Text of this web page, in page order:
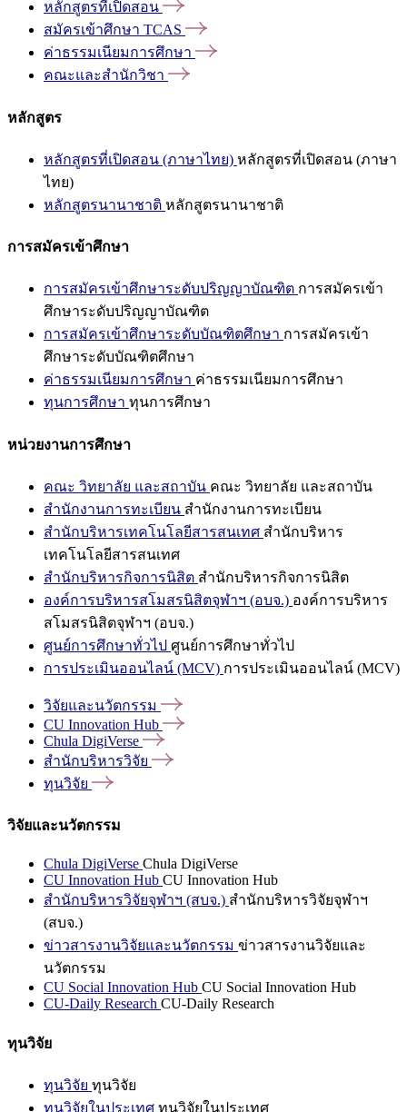
หลักสูตรที่เปิดสอน
สมัครเข้าศึกษา TCAS
ค่าธรรมเนียมการศึกษา
คณะและสำนักวิชา
หลักสูตร
หลักสูตรที่เปิดสอน (ภาษาไทย) หลักสูตรที่เปิดสอน (ภาษา
ไทย)
หลักสูตรนานาชาติ หลักสูตรนานาชาติ
การสมัครเข้าศึกษา
การสมัครเข้าศึกษาระดับปริญญาบัณฑิต การสมัครเข้า
ศึกษาระดับปริญญาบัณฑิต
การสมัครเข้าศึกษาระดับบัณฑิตศึกษา การสมัครเข้า
ศึกษาระดับบัณฑิตศึกษา
ค่าธรรมเนียมการศึกษา ค่าธรรมเนียมการศึกษา
ทุนการศึกษา ทุนการศึกษา
หน่วยงานการศึกษา
คณะ วิทยาลัย และสถาบัน คณะ วิทยาลัย และสถาบัน
สำนักงานการทะเบียน สำนักงานการทะเบียน
สำนักบริหารเทคโนโลยีสารสนเทศ สำนักบริหาร
เทคโนโลยีสารสนเทศ
สำนักบริหารกิจการนิสิต สำนักบริหารกิจการนิสิต
องค์การบริหารสโมสรนิสิตจุฬาฯ (อบจ.) องค์การบริหาร
สโมสรนิสิตจุฬาฯ (อบจ.)
ศูนย์การศึกษาทั่วไป ศูนย์การศึกษาทั่วไป
การประเมินออนไลน์ (MCV) การประเมินออนไลน์ (MCV)
วิจัยและนวัตกรรม
CU Innovation Hub
Chula DigiVerse
สำนักบริหารวิจัย
ทุนวิจัย
วิจัยและนวัตกรรม
Chula DigiVerse Chula DigiVerse
CU Innovation Hub CU Innovation Hub
สำนักบริหารวิจัยจุฬาฯ (สบจ.) สำนักบริหารวิจัยจุฬาฯ
(สบจ.)
ข่าวสารงานวิจัยและนวัตกรรม ข่าวสารงานวิจัยและ
นวัตกรรม
CU Social Innovation Hub CU Social Innovation Hub
CU-Daily Research CU-Daily Research
ทุนวิจัย
ทุนวิจัย ทุนวิจัย
ทุนวิจัยในประเทศ ทุนวิจัยในประเทศ